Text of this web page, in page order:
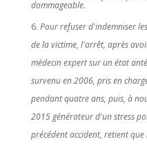
dommageable.
Pour refuser d'indemniser
de la victime, l'arrêt, après
médecin expert sur un état
survenu en 2006, pris en
pendant quatre ans, puis, à
2015 générateur d'un stress
précédent accident, retient